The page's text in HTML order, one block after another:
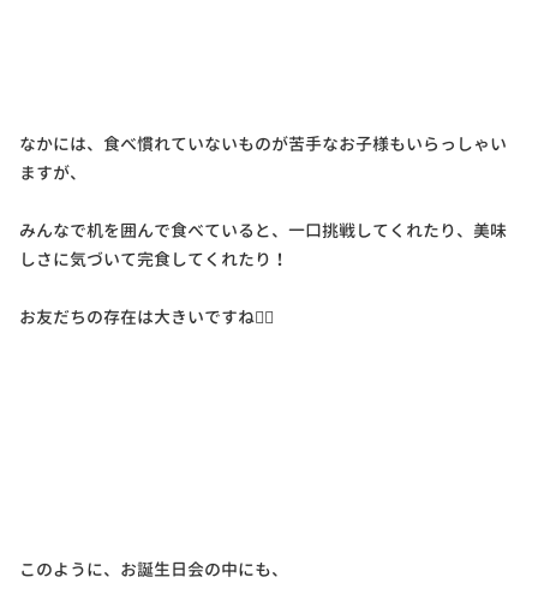
なかには、食べ慣れていないものが苦手なお子様もいらっしゃい
ますが、
みんなで机を囲んで食べていると、一口挑戦してくれたり、美味
しさに気づいて完食してくれたり！
お友だちの存在は大きいですね✌🏻
このように、お誕生日会の中にも、